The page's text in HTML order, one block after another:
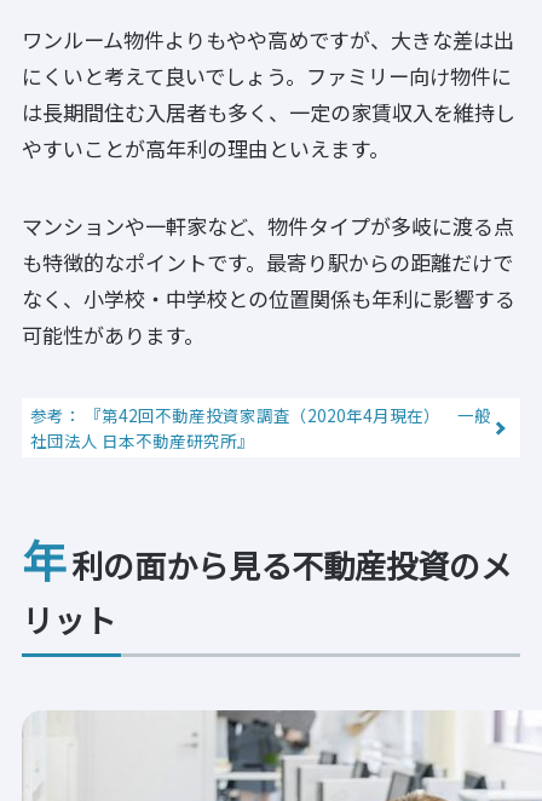
ワンルーム物件よりもやや高めですが、大きな差は出
にくいと考えて良いでしょう。ファミリー向け物件に
は長期間住む入居者も多く、一定の家賃収入を維持し
やすいことが高年利の理由といえます。
マンションや一軒家など、物件タイプが多岐に渡る点
も特徴的なポイントです。最寄り駅からの距離だけで
なく、小学校・中学校との位置関係も年利に影響する
可能性があります。
参考： 『第42回不動産投資家調査（2020年4月現在） 一般
社団法人 日本不動産研究所』
年利の面から見る不動産投資のメ
リット